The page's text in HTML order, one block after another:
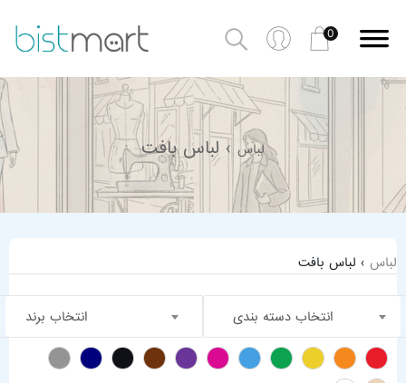
0
لباس › لباس بافت
لباس › لباس بافت
انتخاب دسته بندی انتخاب برند